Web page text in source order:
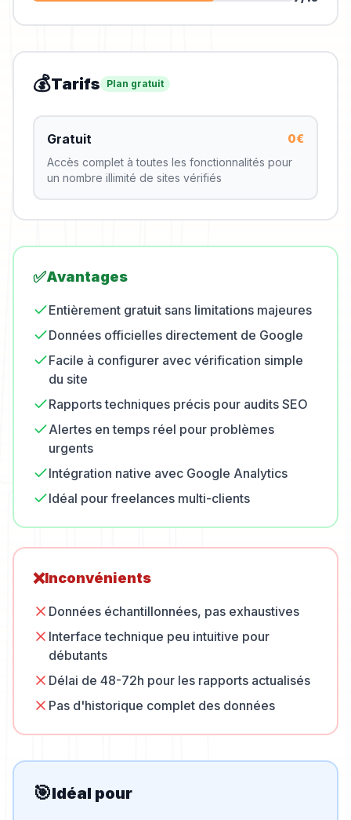
💰Tarifs Plan gratuit
Gratuit
0€
Accès complet à toutes les fonctionnalités pour
un nombre illimité de sites vérifiés
✅Avantages
Entièrement gratuit sans limitations majeures
Données officielles directement de Google
Facile à configurer avec vérification simple
du site
Rapports techniques précis pour audits SEO
Alertes en temps réel pour problèmes
urgents
Intégration native avec Google Analytics
Idéal pour freelances multi-clients
❌Inconvénients
Données échantillonnées, pas exhaustives
Interface technique peu intuitive pour
débutants
Délai de 48-72h pour les rapports actualisés
Pas d'historique complet des données
🎯Idéal pour